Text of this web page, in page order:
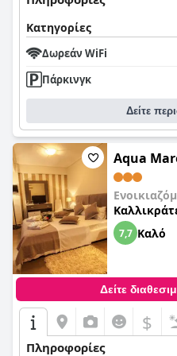
Κατηγορίες
Δωρεάν WiFi
Πάρκινγκ
Δείτε
Aqua
7,7 Καλό
Δείτε
$
Πληροφορίες